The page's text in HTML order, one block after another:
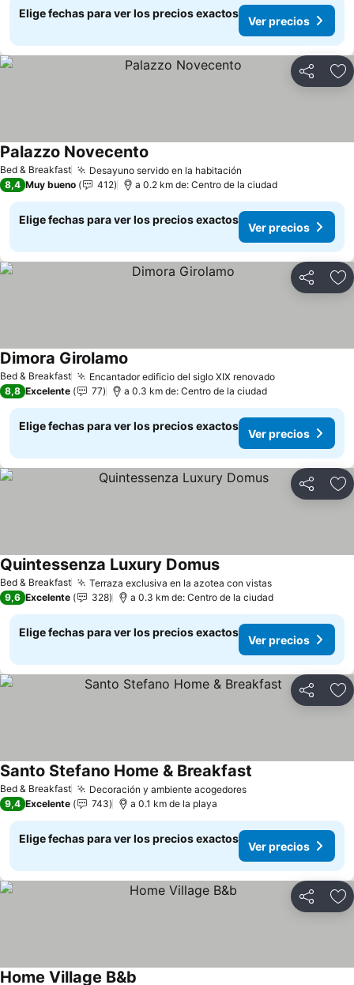
Elige fechas para ver los precios exactos
Ver precios
Compartir
Bed & Breakfast Desayuno servido en la habitación
Palazzo Novecento
8,4 Muy bueno 412 a 0.2 km de: Centro de la ciudad
Elige fechas para ver los precios exactos
Ver precios
Compartir
Bed & Breakfast Encantador edificio del siglo XIX renovadoVer precios
Dimora Girolamo
8,8 Excelente 77 a 0.3 km de: Centro de la ciudad
Elige fechas para ver los precios exactos
Ver precios
Compartir
Bed & Breakfast Terraza exclusiva en la azotea con vistasVer precios
Quintessenza Luxury DomusVer precios
9,6 Excelente 328 a 0.3 km de: Centro de la ciudad
Elige fechas para ver los precios exactos
Ver precios
Compartir
Bed & Breakfast Decoración y ambiente acogedoresVer precios
Santo Stefano Home & Breakfast
9,4 Excelente 743 a 0.1 km de la playa
Elige fechas para ver los precios exactos
Ver precios
Compartir
Home Village B&b